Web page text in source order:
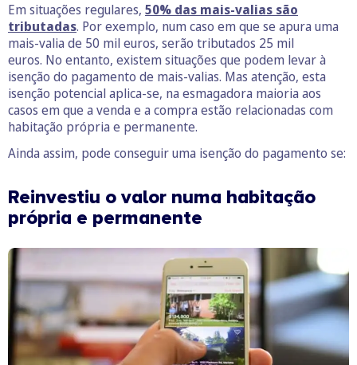
Em situações regulares, 50% das mais-valias são
tributadas. Por exemplo, num caso em que se apura uma
mais-valia de 50 mil euros, serão tributados 25 mil
euros. No entanto, existem situações que podem levar à
isenção do pagamento de mais-valias. Mas atenção, esta
isenção potencial aplica-se, na esmagadora maioria aos
casos em que a venda e a compra estão relacionadas com
habitação própria e permanente.
Ainda assim, pode conseguir uma isenção do pagamento se:
Reinvestiu o valor numa habitação
própria e permanente